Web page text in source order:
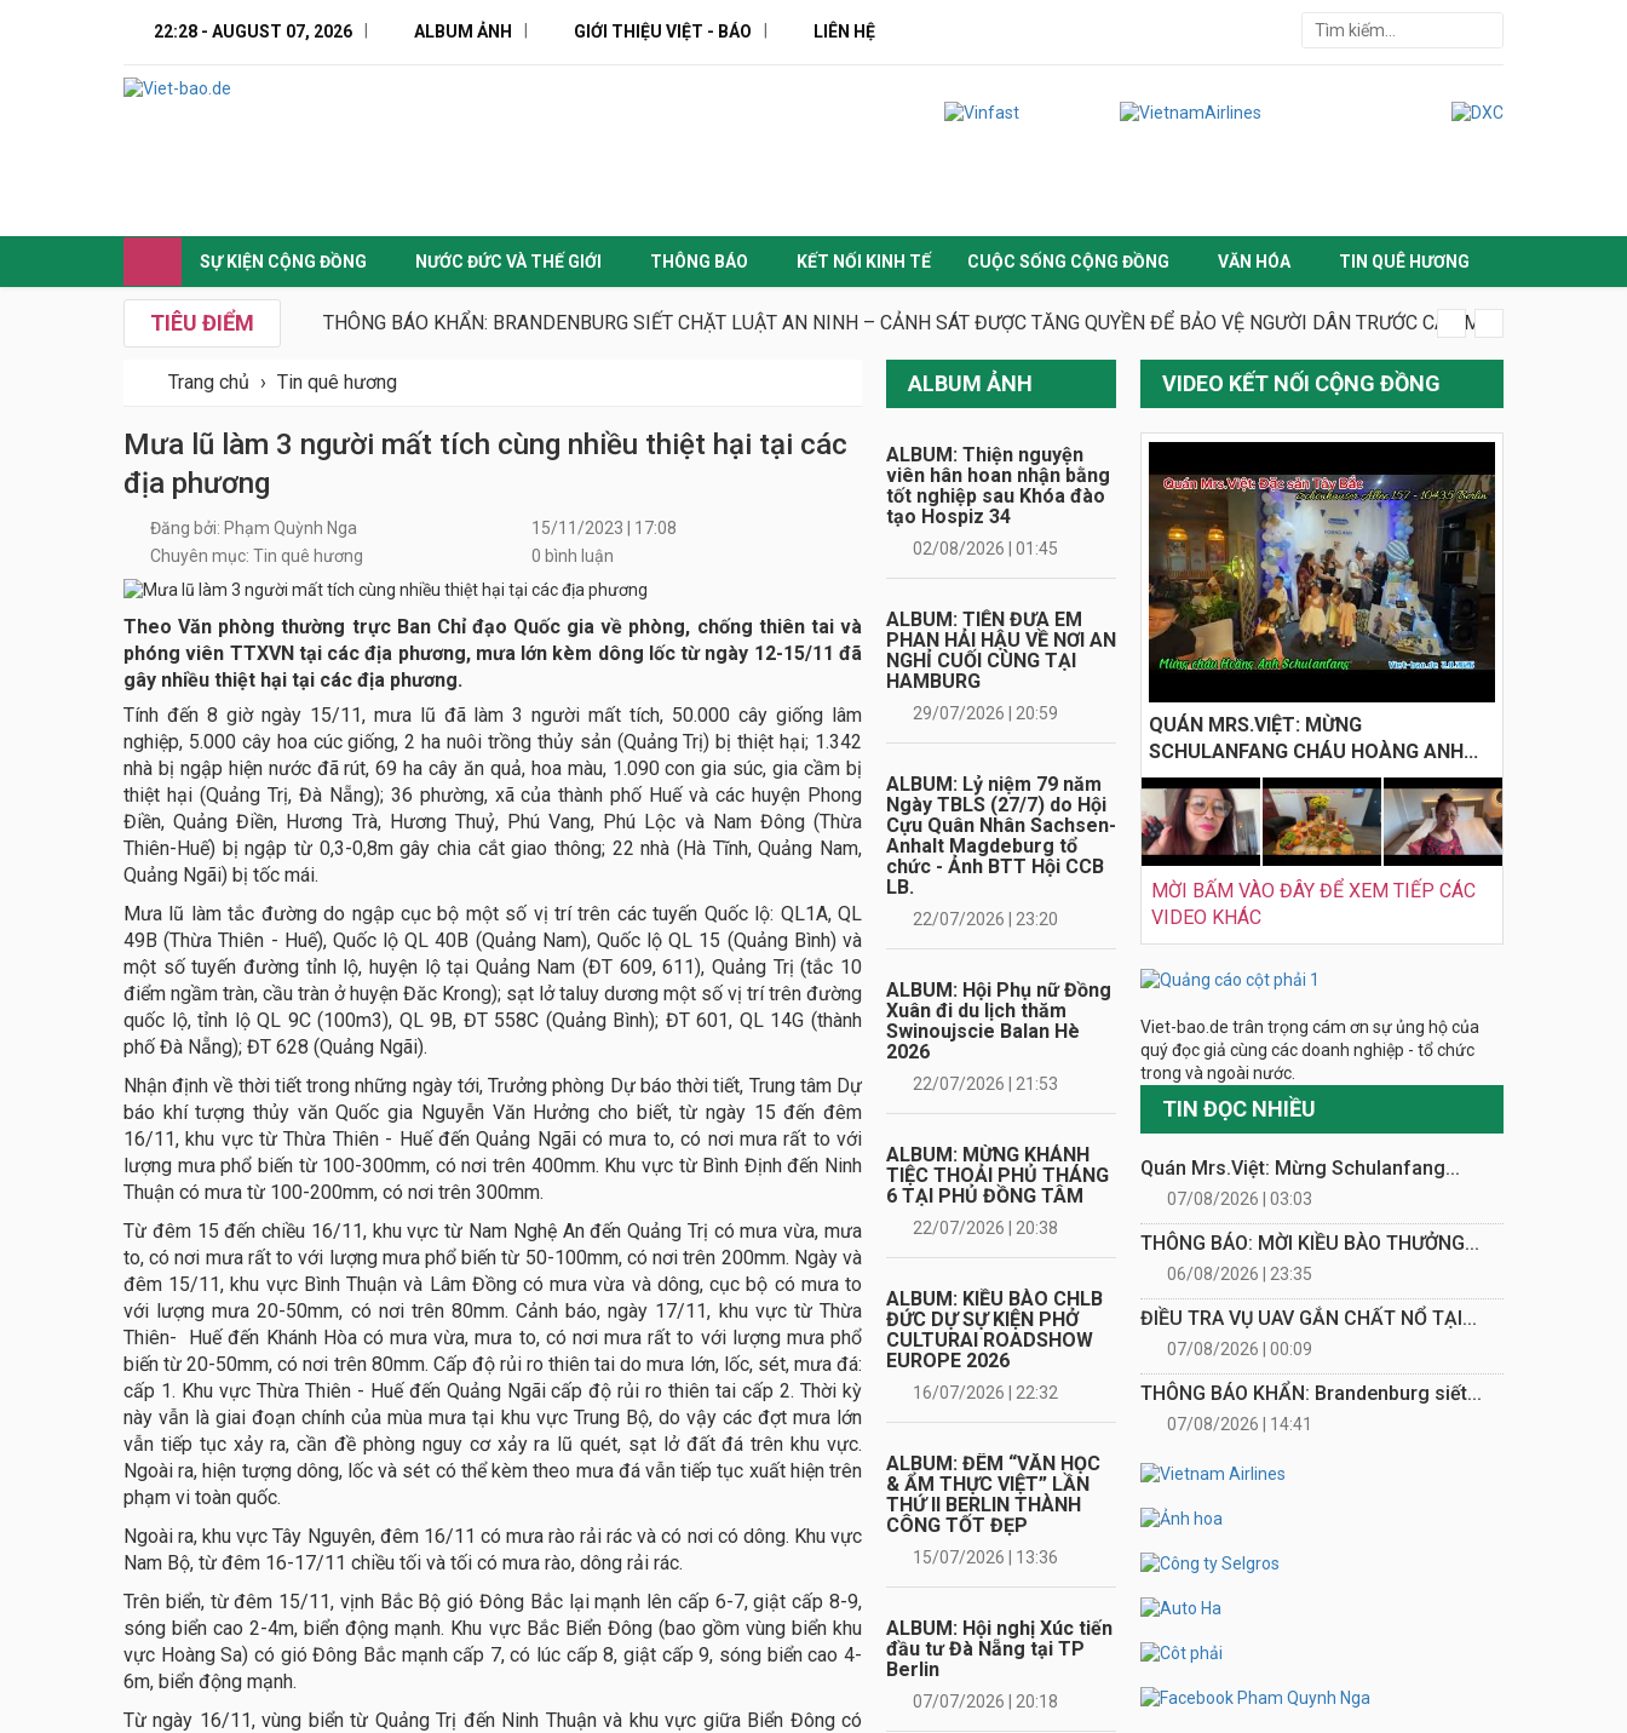
22:28 - AUGUST 07, 2026 ALBUM ẢNH GIỚI THIỆU VIỆT - BÁO LIÊN HỆ
SỰ KIỆN CỘNG ĐỒNG NƯỚC ĐỨC VÀ THẾ GIỚI THÔNG BÁO KẾT NỐI KINH TẾ CUỘC SỐNG CỘNG ĐỒNG VĂN HÓA TIN QUÊ HƯƠNG
TIÊU ĐIỂM THÔNG BÁO KHẨN: BRANDENBURG SIẾT CHẶT LUẬT AN NINH – CẢNH SÁT ĐƯỢC TĂNG QUYỀN ĐỂ BẢO VỆ NGƯỜI DÂN TRƯỚC CÁC MỐI ĐE DỌA MỚI
Trang chủ › Tin quê hương
Mưa lũ làm 3 người mất tích cùng nhiều thiệt hại tại các
địa phương
Đăng bởi: Phạm Quỳnh Nga
15/11/2023 | 17:08
Chuyên mục: Tin quê hương
0 bình luận
Theo Văn phòng thường trực Ban Chỉ đạo Quốc gia về phòng, chống thiên tai và
phóng viên TTXVN tại các địa phương, mưa lớn kèm dông lốc từ ngày 12-15/11 đã
gây nhiều thiệt hại tại các địa phương.
Tính đến 8 giờ ngày 15/11, mưa lũ đã làm 3 người mất tích, 50.000 cây giống lâm
nghiệp, 5.000 cây hoa cúc giống, 2 ha nuôi trồng thủy sản (Quảng Trị) bị thiệt hại; 1.342
nhà bị ngập hiện nước đã rút, 69 ha cây ăn quả, hoa màu, 1.090 con gia súc, gia cầm bị
thiệt hại (Quảng Trị, Đà Nẵng); 36 phường, xã của thành phố Huế và các huyện Phong
Điền, Quảng Điền, Hương Trà, Hương Thuỷ, Phú Vang, Phú Lộc và Nam Đông (Thừa
Thiên-Huế) bị ngập từ 0,3-0,8m gây chia cắt giao thông; 22 nhà (Hà Tĩnh, Quảng Nam,
Quảng Ngãi) bị tốc mái.
Mưa lũ làm tắc đường do ngập cục bộ một số vị trí trên các tuyến Quốc lộ: QL1A, QL
49B (Thừa Thiên - Huế), Quốc lộ QL 40B (Quảng Nam), Quốc lộ QL 15 (Quảng Bình) và
một số tuyến đường tỉnh lộ, huyện lộ tại Quảng Nam (ĐT 609, 611), Quảng Trị (tắc 10
điểm ngầm tràn, cầu tràn ở huyện Đăc Krong); sạt lở taluy dương một số vị trí trên đường
quốc lộ, tỉnh lộ QL 9C (100m3), QL 9B, ĐT 558C (Quảng Bình); ĐT 601, QL 14G (thành
phố Đà Nẵng); ĐT 628 (Quảng Ngãi).
Nhận định về thời tiết trong những ngày tới, Trưởng phòng Dự báo thời tiết, Trung tâm Dự
báo khí tượng thủy văn Quốc gia Nguyễn Văn Hưởng cho biết, từ ngày 15 đến đêm
16/11, khu vực từ Thừa Thiên - Huế đến Quảng Ngãi có mưa to, có nơi mưa rất to với
lượng mưa phổ biến từ 100-300mm, có nơi trên 400mm. Khu vực từ Bình Định đến Ninh
Thuận có mưa từ 100-200mm, có nơi trên 300mm.
Từ đêm 15 đến chiều 16/11, khu vực từ Nam Nghệ An đến Quảng Trị có mưa vừa, mưa
to, có nơi mưa rất to với lượng mưa phổ biến từ 50-100mm, có nơi trên 200mm. Ngày và
đêm 15/11, khu vực Bình Thuận và Lâm Đồng có mưa vừa và dông, cục bộ có mưa to
với lượng mưa 20-50mm, có nơi trên 80mm. Cảnh báo, ngày 17/11, khu vực từ Thừa
Thiên- Huế đến Khánh Hòa có mưa vừa, mưa to, có nơi mưa rất to với lượng mưa phổ
biến từ 20-50mm, có nơi trên 80mm. Cấp độ rủi ro thiên tai do mưa lớn, lốc, sét, mưa đá:
cấp 1. Khu vực Thừa Thiên - Huế đến Quảng Ngãi cấp độ rủi ro thiên tai cấp 2. Thời kỳ
này vẫn là giai đoạn chính của mùa mưa tại khu vực Trung Bộ, do vậy các đợt mưa lớn
vẫn tiếp tục xảy ra, cần đề phòng nguy cơ xảy ra lũ quét, sạt lở đất đá trên khu vực.
Ngoài ra, hiện tượng dông, lốc và sét có thể kèm theo mưa đá vẫn tiếp tục xuất hiện trên
phạm vi toàn quốc.
Ngoài ra, khu vực Tây Nguyên, đêm 16/11 có mưa rào rải rác và có nơi có dông. Khu vực
Nam Bộ, từ đêm 16-17/11 chiều tối và tối có mưa rào, dông rải rác.
Trên biển, từ đêm 15/11, vịnh Bắc Bộ gió Đông Bắc lại mạnh lên cấp 6-7, giật cấp 8-9,
sóng biển cao 2-4m, biển động mạnh. Khu vực Bắc Biển Đông (bao gồm vùng biển khu
vực Hoàng Sa) có gió Đông Bắc mạnh cấp 7, có lúc cấp 8, giật cấp 9, sóng biển cao 4-
6m, biển động mạnh.
Từ ngày 16/11, vùng biển từ Quảng Trị đến Ninh Thuận và khu vực giữa Biển Đông có
ALBUM ẢNH
ALBUM: Thiện nguyện
viên hân hoan nhận bằng
tốt nghiệp sau Khóa đào
tạo Hospiz 34
02/08/2026 | 01:45
ALBUM: TIỄN ĐƯA EM
PHAN HẢI HẬU VỀ NƠI AN
NGHỈ CUỐI CÙNG TẠI
HAMBURG
29/07/2026 | 20:59
ALBUM: Lỷ niệm 79 năm
Ngày TBLS (27/7) do Hội
Cựu Quân Nhân Sachsen-
Anhalt Magdeburg tổ
chức - Ảnh BTT Hội CCB
LB.
22/07/2026 | 23:20
ALBUM: Hội Phụ nữ Đồng
Xuân đi du lịch thăm
Swinoujscie Balan Hè
2026
22/07/2026 | 21:53
ALBUM: MỪNG KHÁNH
TIỆC THOẢI PHỦ THÁNG
6 TẠI PHỦ ĐỒNG TÂM
22/07/2026 | 20:38
ALBUM: KIỀU BÀO CHLB
ĐỨC DỰ SỰ KIỆN PHỞ
CULTURAI ROADSHOW
EUROPE 2026
16/07/2026 | 22:32
ALBUM: ĐÊM “VĂN HỌC
& ẨM THỰC VIỆT” LẦN
THỨ II BERLIN THÀNH
CÔNG TỐT ĐẸP
15/07/2026 | 13:36
ALBUM: Hội nghị Xúc tiến
đầu tư Đà Nẵng tại TP
Berlin
07/07/2026 | 20:18
VIDEO KẾT NỐI CỘNG ĐỒNG
QUÁN MRS.VIỆT: MỪNG
SCHULANFANG CHÁU HOÀNG ANH...
MỜI BẤM VÀO ĐÂY ĐỂ XEM TIẾP CÁC
VIDEO KHÁC
Viet-bao.de trân trọng cám ơn sự ủng hộ của
quý đọc giả cùng các doanh nghiệp - tổ chức
trong và ngoài nước.
TIN ĐỌC NHIỀU
Quán Mrs.Việt: Mừng Schulanfang...
07/08/2026 | 03:03
THÔNG BÁO: MỜI KIỀU BÀO THƯỞNG...
06/08/2026 | 23:35
ĐIỀU TRA VỤ UAV GẮN CHẤT NỔ TẠI...
07/08/2026 | 00:09
THÔNG BÁO KHẨN: Brandenburg siết...
07/08/2026 | 14:41